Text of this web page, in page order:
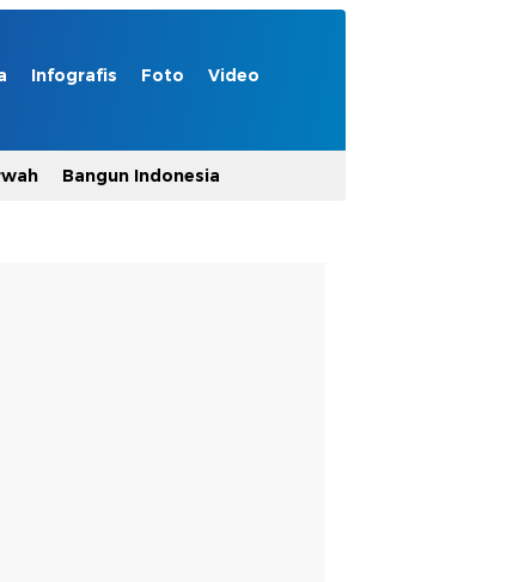
Infografis Foto Video
Bangun Indonesia